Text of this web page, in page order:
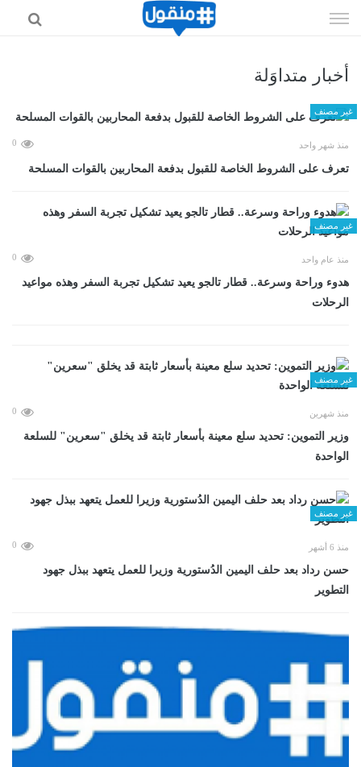
الى
أخبار متداوَلة
غير مصنف
منذ شهر واحد 0
تعرف على الشروط الخاصة للقبول بدفعة المحاربين بالقوات المسلحة
غير مصنف
منذ عام واحد 0
هدوء وراحة وسرعة.. قطار تالجو يعيد تشكيل تجربة السفر وهذه مواعيد
الرحلات
غير مصنف
منذ شهرين 0
وزير التموين: تحديد سلع معينة بأسعار ثابتة قد يخلق "سعرين" للسلعة
الواحدة
غير مصنف
منذ 6 أشهر 0
حسن رداد بعد حلف اليمين الدُستورية وزيرا للعمل يتعهد ببذل جهود
التطوير